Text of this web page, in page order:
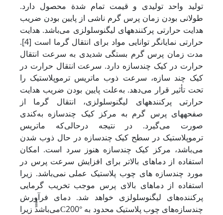
تولید واحد تولیدی و قیمت تمام شدة محصول دارد.
طولانی بودن زمان پرس گرم ناشی از پایین بودن ضریب
هدایت حرارتی پرکننده­های لیگنوسلولزی می‌باشد. هدایت
حرارتی نمایانگر توانایی مواد برای انتقال گرما است [4].
مدت زمان پرس گرم بستگی شدیدی به سرعت انتقال
حرارت در کیک چندسازه دارد. سرعت انتقال حرارت در
کیک چند سازه، سرعت ذوب ماتریس ترموپلاستیک را
تحت تأثیر قرار می‌دهد. به‌علت پایین بودن ضریب هدایت
حرارتی پرکننده­های لیگنوسلولزی، انتقال گرما از
صفحه‏های پرس گرم به مرکز کیک چندسازه به‌کندی
صورت می‌گیرد. در نتیجه درحالی‌که ماتریس
ترموپلاستیک در سطح کیک چندسازه در حال ذوب شدن
می‌باشد، مرکز کیک چندسازه هنوز سرد است. امکان
استفاده از دماهای بالاتر برای افزایش سرعت پرس در
مورد چندسازه های چوب پلاستیک عملی نمی‌باشد. زیرا
استفاده از دماهای بالای پرس موجب تخریب گرمایی
پرکننده‌های لیگنوسلولزی خواهد شد. دمای فرآورش
چندسازه‌های چوب پلاستیک محدود به °C
‌200
می‌باشد‎‏ًًٌ‏ْ زیرا